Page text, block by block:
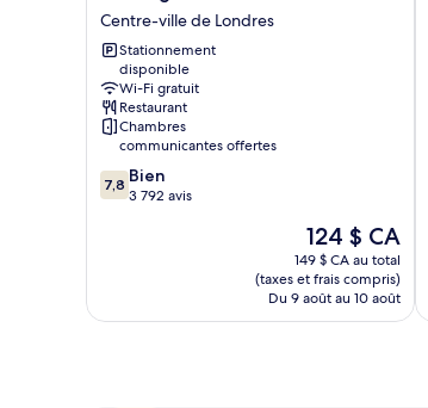
London
Kensington
Centre-
ville
de
Londres
Centre-ville de Londres
Stationnement
disponible
Wi-Fi gratuit
Restaurant
Chambres
communicantes offertes
7.8
sur
7,8 Bien
3 792 avis
Le
prix
est
de
124 $ CA
124 $ CA
149 $ CA au total
(taxes et frais compris)
Du 9 août au 10 août